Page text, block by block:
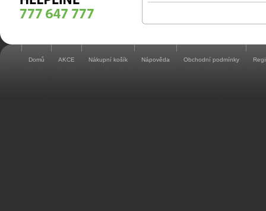
Domů AKCE Nákupní košík Nápověda Obchodní podmínky